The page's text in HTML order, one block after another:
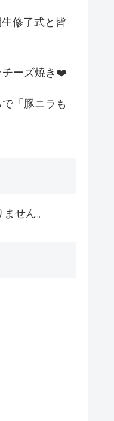
修了式と皆
チーズ焼き❤️
「豚ニラも
せん。